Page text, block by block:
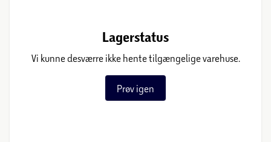
Lagerstatus
Vi kunne desværre ikke hente tilgængelige varehuse.
Prøv igen